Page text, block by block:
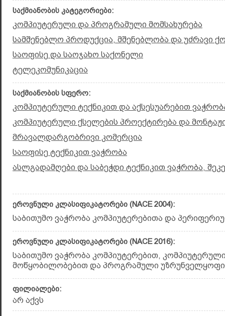
საქმიანობის კატეგორიები:
კომპიუტერული და პროგრამული მომსახურება
სამშენებლო პროდუქცია, მშენებლობა და უძრავი
საოფისე და საოჯახო საქონელი
ტელეკომუნიკაცია
საქმიანობის სფერო:
კომპიუტერული ტექნიკით და აქსესუარებით
კომპიუტერული ქსელების პროექტირება და
მრავალდარგობრივი კომერცია
საოფისე ტექნიკით ვაჭრობა
ასლგადამღები და საბეჭდი ტექნიკით ვაჭრობა,
ეროვნული კლასიფიკატორები (NACE 2004):
საბითუმო ვაჭრობა კომპიუტერებითა და
ეროვნული კლასიფიკატორები (NACE 2016):
საბითუმო ვაჭრობა კომპიუტერებით,
მოწყობილობებით და პროგრამული
ფილიალები:
არ აქვს